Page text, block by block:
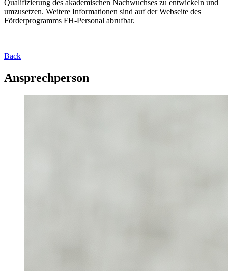
Qualifizierung des akademischen Nachwuchses zu entwickeln und
umzusetzen. Weitere Informationen sind auf der Webseite des
Förderprogramms FH-Personal abrufbar.
Back
Ansprechperson